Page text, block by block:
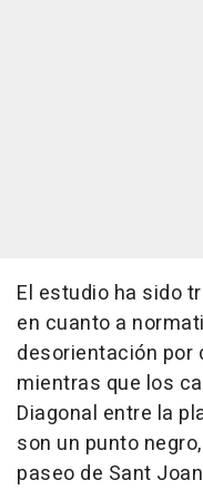
El estudio ha sido
en cuanto a
desorientación por
mientras que los
Diagonal entre la
son un punto
paseo de Sant